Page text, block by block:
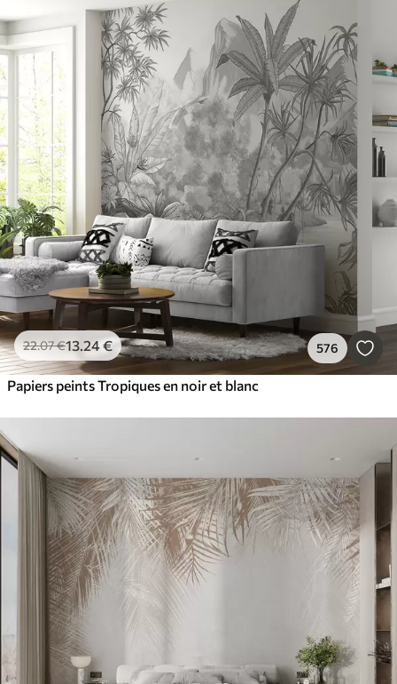
22.07€13.24€ 576
Papiers peints Tropiques en noir et blanc